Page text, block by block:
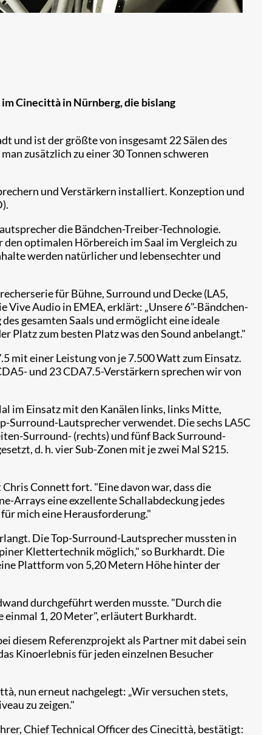
Cinecittà in Nürnberg, die bislang
ist der größte von insgesamt 22 Sälen des
zusätzlich zu einer 30 Tonnen schweren
und Verstärkern installiert. Konzeption und
die Bändchen-Treiber-Technologie.
optimalen Hörbereich im Saal im Vergleich zu
werden natürlicher und lebensechter und
für Bühne, Surround und Decke (LA5,
Audio in EMEA, erklärt: „Unsere 6"-Bändchen-
gesamten Saals und ermöglicht eine ideale
Platz zum besten Platz was den Sound anbelangt."
mit einer Leistung von je 7.500 Watt zum Einsatz.
und 23 CDA7.5-Verstärkern sprechen wir von
im Einsatz mit den Kanälen links, links Mitte,
Surround-Lautsprecher verwendet. Die sechs LA5C
Surround- (rechts) und fünf Back Surround-
d. h. vier Sub-Zonen mit je zwei Mal S215.
Connett fort. "Eine davon war, dass die
Arrays eine exzellente Schallabdeckung jedes
mich eine Herausforderung."
Die Top-Surround-Lautsprecher mussten in
Klettertechnik möglich," so Burkhardt. Die
Plattform von 5,20 Metern Höhe hinter der
durchgeführt werden musste. "Durch die
einmal 1, 20 Meter", erläutert Burkhardt.
diesem Referenzprojekt als Partner mit dabei sein
Kinoerlebnis für jeden einzelnen Besucher
nun erneut nachgelegt: „Wir versuchen stets,
zu zeigen."
Chief Technical Officer des Cinecittà, bestätigt: